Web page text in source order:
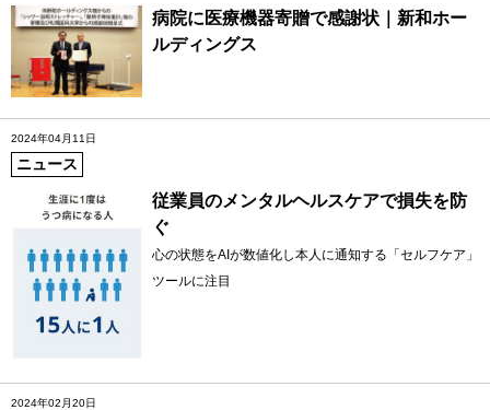
病院に医療機器寄贈で感謝状｜新和ホー
ルディングス
2024年04月11日
ニュース
従業員のメンタルヘルスケアで損失を防
ぐ
心の状態をAIが数値化し本人に通知する「セルフケア」
ツールに注目
2024年02月20日